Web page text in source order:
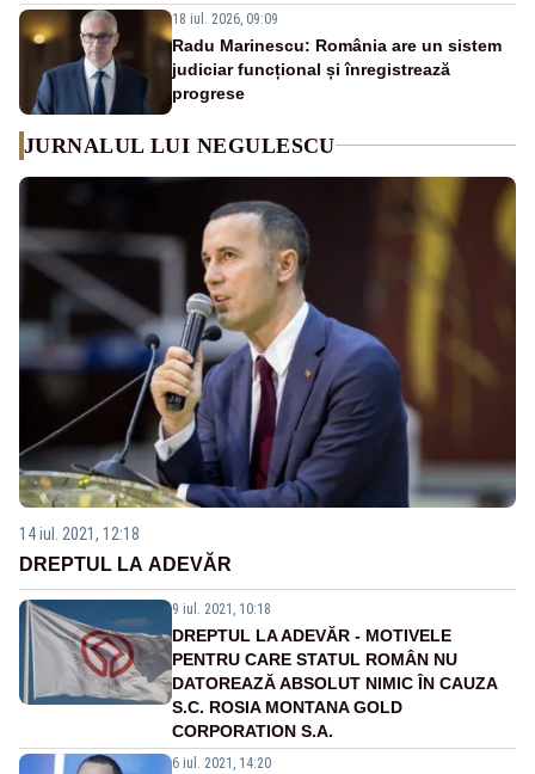
18 iul. 2026, 09:09
Radu Marinescu: România are un sistem
judiciar funcțional și înregistrează
progrese
JURNALUL LUI NEGULESCU
14 iul. 2021, 12:18
DREPTUL LA ADEVĂR
9 iul. 2021, 10:18
DREPTUL LA ADEVĂR - MOTIVELE
PENTRU CARE STATUL ROMÂN NU
DATOREAZĂ ABSOLUT NIMIC ÎN CAUZA
S.C. ROSIA MONTANA GOLD
CORPORATION S.A.
6 iul. 2021, 14:20